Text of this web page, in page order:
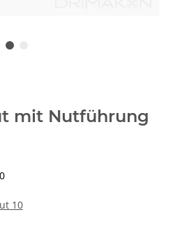
mit Nutführung
10